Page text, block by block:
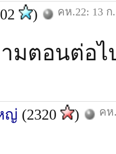
) คห.22: 13 ก
มตอนต่อ
ญ่ (2320 ) คห